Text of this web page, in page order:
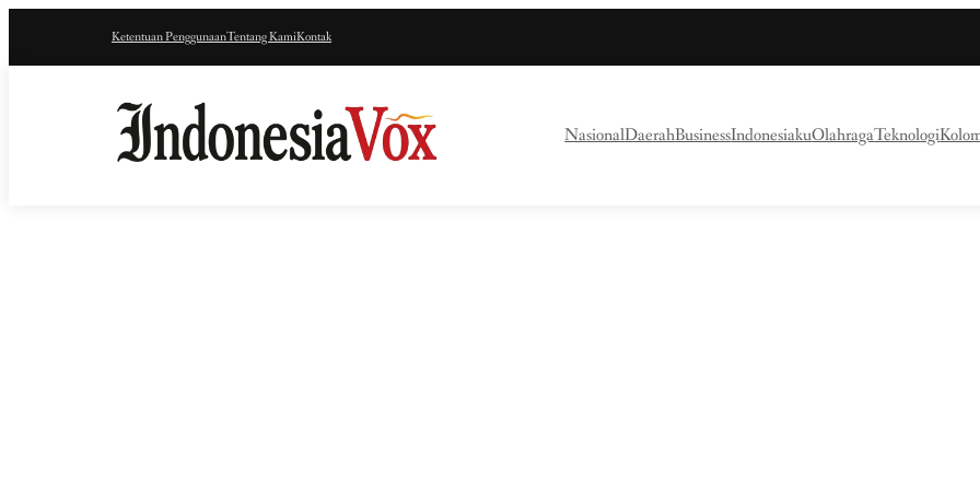
Ketentuan PenggunaanTentang KamiKontak
NasionalDaerahBusinessIndonesiakuOlahragaTeknologi